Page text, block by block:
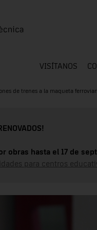
VISÍTANOS
de trenes a la maqueta
obras hasta el 17 de
para centros